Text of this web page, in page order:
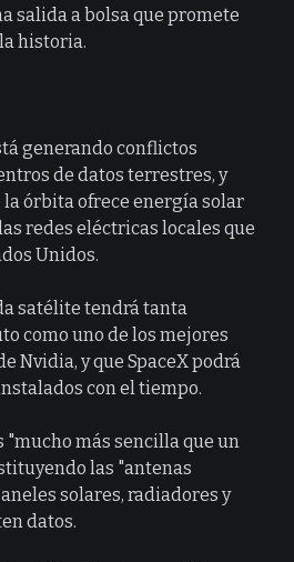
salida a bolsa que promete
historia.
generando conflictos
de datos terrestres, y
la órbita ofrece energía solar
redes eléctricas locales que
Unidos.
satélite tendrá tanta
como uno de los mejores
Nvidia, y que SpaceX podrá
con el tiempo.
"mucho más sencilla que un
las "antenas
solares, radiadores y
datos.